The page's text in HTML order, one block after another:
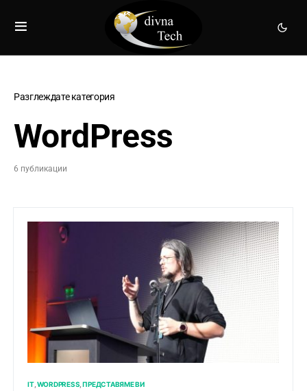
Разглеждате категория
WordPress
6 публикации
IT WORDPRESS ПРЕДСТАВЯМЕ ВИ